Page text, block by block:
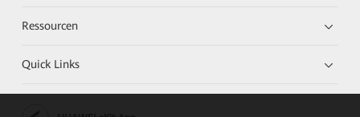
Ressourcen
Quick Links